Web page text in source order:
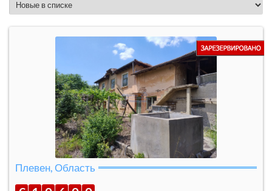
Плевен, Область